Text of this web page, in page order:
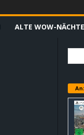
ALTE WOW-NÄCHTE